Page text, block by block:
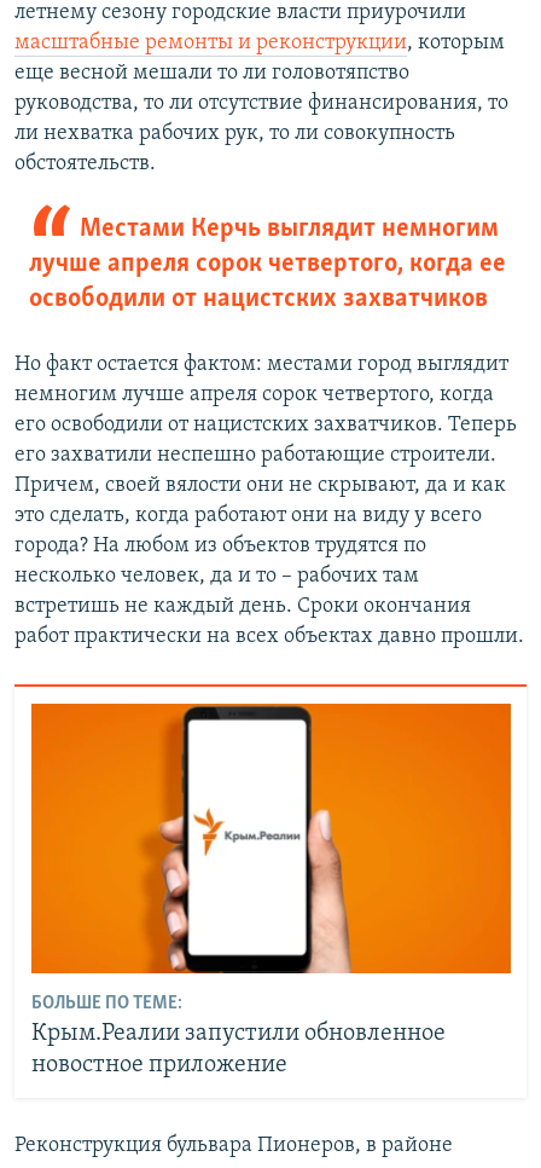
летнему сезону городские власти приурочили
масштабные ремонты и реконструкции, которым
еще весной мешали то ли головотяпство
руководства, то ли отсутствие финансирования, то
ли нехватка рабочих рук, то ли совокупность
обстоятельств.
Местами Керчь выглядит немногим
лучше апреля сорок четвертого, когда ее
освободили от нацистских захватчиков
Но факт остается фактом: местами город выглядит
немногим лучше апреля сорок четвертого, когда
его освободили от нацистских захватчиков. Теперь
его захватили неспешно работающие строители.
Причем, своей вялости они не скрывают, да и как
это сделать, когда работают они на виду у всего
города? На любом из объектов трудятся по
несколько человек, да и то – рабочих там
встретишь не каждый день. Сроки окончания
работ практически на всех объектах давно прошли.
БОЛЬШЕ ПО ТЕМЕ:
Крым.Реалии запустили обновленное
новостное приложение
Реконструкция бульвара Пионеров, в районе